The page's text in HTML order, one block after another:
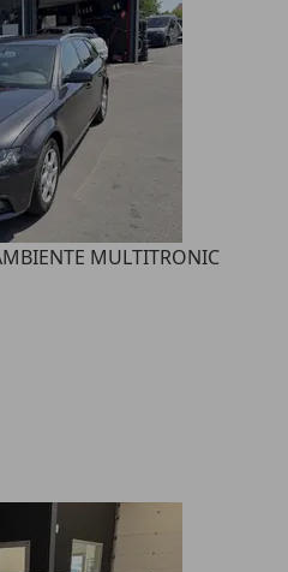
MULTITRONIC